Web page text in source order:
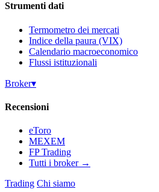
Strumenti dati
Termometro dei mercati
Indice della paura (VIX)
Calendario macroeconomico
Flussi istituzionali
Broker▾
Recensioni
eToro
MEXEM
FP Trading
Tutti i broker →
Trading Chi siamo